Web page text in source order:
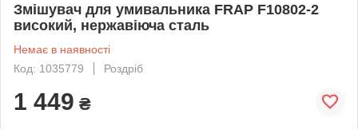
Змішувач для умивальника FRAP F10802-2
високий, нержавіюча сталь
Немає в наявності
Код: 1035779
Роздріб
1 449 ₴